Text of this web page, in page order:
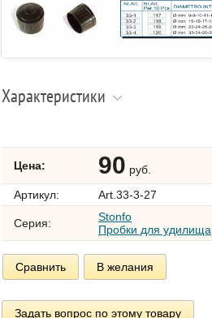
Характеристики
Цена: 90 руб.
Артикул:
Art.33-3-27
Серия:
Stonfo
Пробки для удилища
Сравнить В желания
Задать вопрос по этому товару